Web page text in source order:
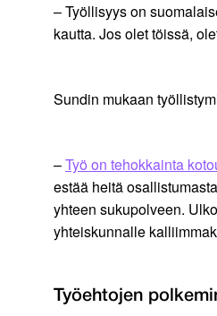
– Työllisyys on
kautta. Jos olet töissä,
Sundin mukaan
–Työ on tehokkainta
estää heitä
yhteen sukupolveen.
yhteiskunnalle
Työehtojen